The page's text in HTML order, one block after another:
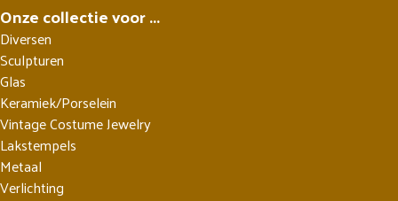
Onze collectie voor ...
Diversen
Sculpturen
Glas
Keramiek/Porselein
Vintage Costume Jewelry
Lakstempels
Metaal
Verlichting